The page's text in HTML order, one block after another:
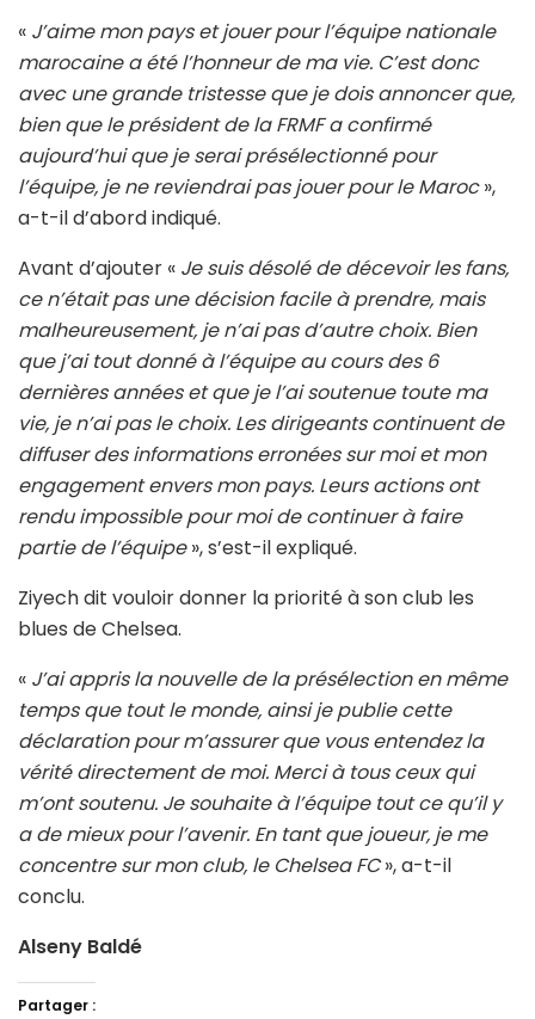
« J’aime mon pays et jouer pour l’équipe nationale
marocaine a été l’honneur de ma vie. C’est donc
avec une grande tristesse que je dois annoncer que,
bien que le président de la FRMF a confirmé
aujourd’hui que je serai présélectionné pour
l’équipe, je ne reviendrai pas jouer pour le Maroc»,
a-t-il d’abord indiqué.
Avant d’ajouter « Je suis désolé de décevoir les fans,
ce n’était pas une décision facile à prendre, mais
malheureusement, je n’ai pas d’autre choix. Bien
que j’ai tout donné à l’équipe au cours des 6
dernières années et que je l’ai soutenue toute ma
vie, je n’ai pas le choix. Les dirigeants continuent de
diffuser des informations erronées sur moi et mon
engagement envers mon pays. Leurs actions ont
rendu impossible pour moi de continuer à faire
partie de l’équipe», s’est-il expliqué.
Ziyech dit vouloir donner la priorité à son club les
blues de Chelsea.
« J’ai appris la nouvelle de la présélection en même
temps que tout le monde, ainsi je publie cette
déclaration pour m’assurer que vous entendez la
vérité directement de moi. Merci à tous ceux qui
m’ont soutenu. Je souhaite à l’équipe tout ce qu’il y
a de mieux pour l’avenir. En tant que joueur, je me
concentre sur mon club, le Chelsea FC», a-t-il
conclu.
Alseny Baldé
Partager :